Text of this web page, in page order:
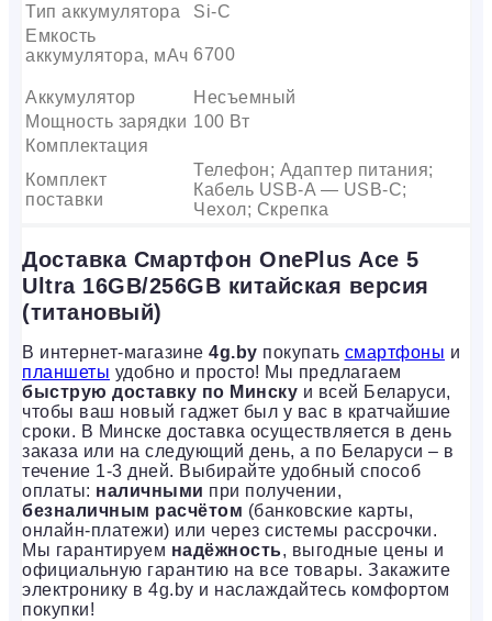
Тип аккумулятора
Si-C
Емкость
аккумулятора, мАч 6700
Аккумулятор
Несъемный
Мощность зарядки 100 Вт
Комплектация
Комплект
поставки
Телефон; Адаптер питания;
Кабель USB-A — USB-C;
Чехол; Скрепка
Доставка Смартфон OnePlus Ace 5
Ultra 16GB/256GB китайская версия
(титановый)
В интернет-магазине 4g.by покупать смартфоны и
планшеты удобно и просто! Мы предлагаем
быструю доставку по Минску и всей Беларуси,
чтобы ваш новый гаджет был у вас в кратчайшие
сроки. В Минске доставка осуществляется в день
заказа или на следующий день, а по Беларуси – в
течение 1-3 дней. Выбирайте удобный способ
оплаты: наличными при получении,
безналичным расчётом (банковские карты,
онлайн-платежи) или через системы рассрочки.
Мы гарантируем надёжность, выгодные цены и
официальную гарантию на все товары. Закажите
электронику в 4g.by и наслаждайтесь комфортом
покупки!